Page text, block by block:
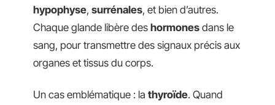
hypophyse, surrénales, et bien d’autres.
Chaque glande libère des hormones dans le
sang, pour transmettre des signaux précis aux
organes et tissus du corps.
Un cas emblématique : la thyroïde. Quand